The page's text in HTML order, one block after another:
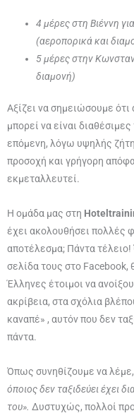
4 μέρες στη Βιέννη
(αεροπορικά και
5 μέρες στην
διαμονή)
Αξίζει να σημειώσουμε
μπορεί να είναι
επόμενη, λόγω υψηλής
προσοχή και γρήγορη
εκμεταλλευτεί.
Η ομάδα μας στη
έχει ακολουθήσει πολλές
αποτέλεσμα; Πάντα τέλειο!
σελίδα τους στο Facebook,
Έλληνες έτοιμοι να
ακρίβεια, στα σχόλια
καναπέ» , αυτόν που δεν
πάντα.
Όπως συνηθίζουμε να λέμε,
όποιος δεν ταξιδεύει έχει
του». Δυστυχώς, πολλοί